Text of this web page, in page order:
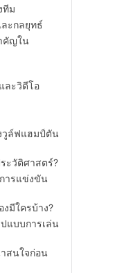
ทีม
ะกลยุทธ์
คัญใน
ละวิดีโอ
วูล์ฟแฮมป์ตัน
ะวัติศาสตร์?
ารแข่งขัน
มีใครบ้าง?
แบบการเล่น
สนใจก่อน